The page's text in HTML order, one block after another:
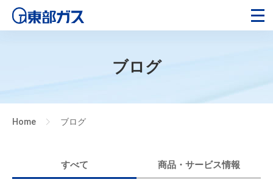
ブログ
Home ブログ
すべて 商品・サービス情報